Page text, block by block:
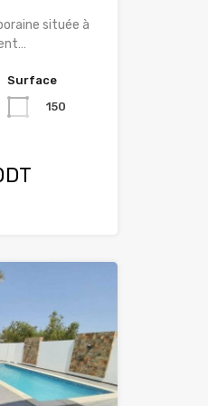
située à
Surface
150